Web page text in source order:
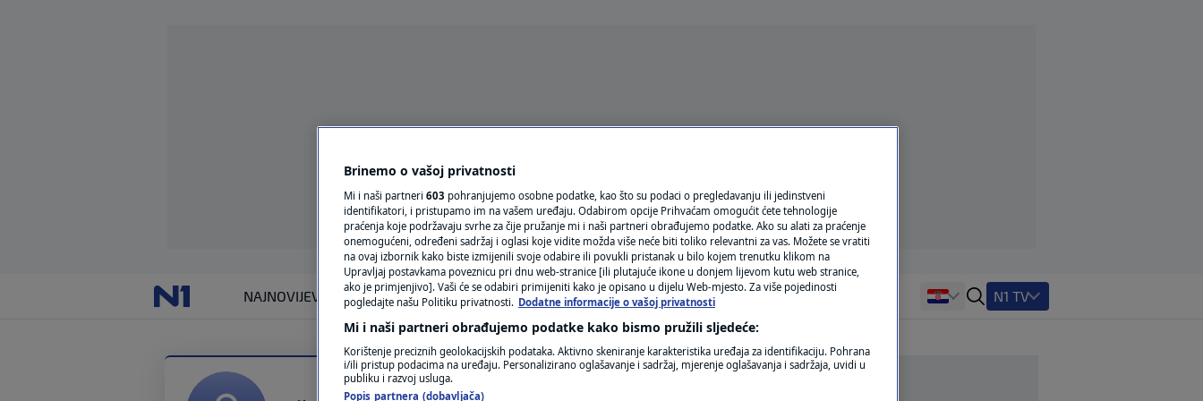
NAJNOVIJEVIJESTISVIJET
VRIJEME
N1 TEME
REGIJA
N1 TV
Brinemo o vašoj privatnosti
Mi i naši partneri 603 pohranjujemo osobne podatke, kao što su podaci o pregledavanju ili jedinstveni
identifikatori, i pristupamo im na vašem uređaju. Odabirom opcije Prihvaćam omogućit ćete tehnologije
praćenja koje podržavaju svrhe za čije pružanje mi i naši partneri obrađujemo podatke. Ako su alati za praćenje
onemogućeni, određeni sadržaj i oglasi koje vidite možda više neće biti toliko relevantni za vas. Možete se vratiti
na ovaj izbornik kako biste izmijenili svoje odabire ili povukli pristanak u bilo kojem trenutku klikom na
Upravljaj postavkama poveznicu pri dnu web-stranice [ili plutajuće ikone u donjem lijevom kutu web stranice,
ako je primjenjivo]. Vaši će se odabiri primijeniti kako je opisano u dijelu Web-mjesto. Za više pojedinosti
pogledajte našu Politiku privatnosti. Dodatne informacije o vašoj privatnosti
Mi i naši partneri obrađujemo podatke kako bismo pružili sljedeće:
Korištenje preciznih geolokacijskih podataka. Aktivno skeniranje karakteristika uređaja za identifikaciju. Pohrana
i/ili pristup podacima na uređaju. Personalizirano oglašavanje i sadržaj, mjerenje oglašavanja i sadržaja, uvidi u
publiku i razvoj usluga.
Popis partnera (dobavljača)